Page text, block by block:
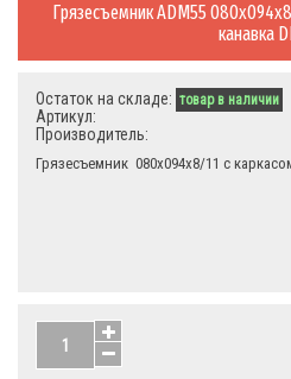
Грязесъемник ADM55
канавка
Остаток на складе: товар в наличии
Артикул:
Производитель:
Грязесъемник 080х094х8/11 с